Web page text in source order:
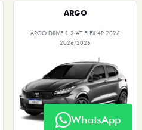
ARGO
ARGO DRIVE 1.3 AT FLEX 4P 2026
2026/2026
WhatsApp